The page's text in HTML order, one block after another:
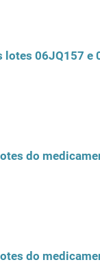
lotes 06JQ157
do
do